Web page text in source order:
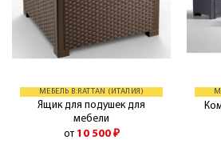
МЕБЕЛЬ B:RATTAN (ИТАЛИЯ)
Ящик для подушек для
мебели
от 10 500 ₽